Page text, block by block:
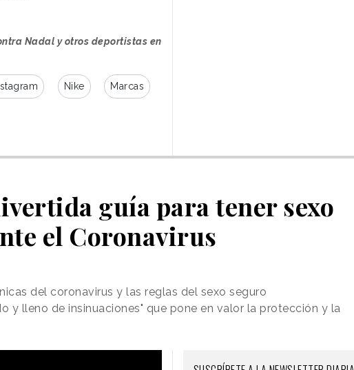
Nadal y otros deportistas en
Nike Marcas
guía para tener sexo
el Coronavirus
del coronavirus y las reglas del sexo seguro
y lleno de insinuaciones" que pone en valor la protección y la